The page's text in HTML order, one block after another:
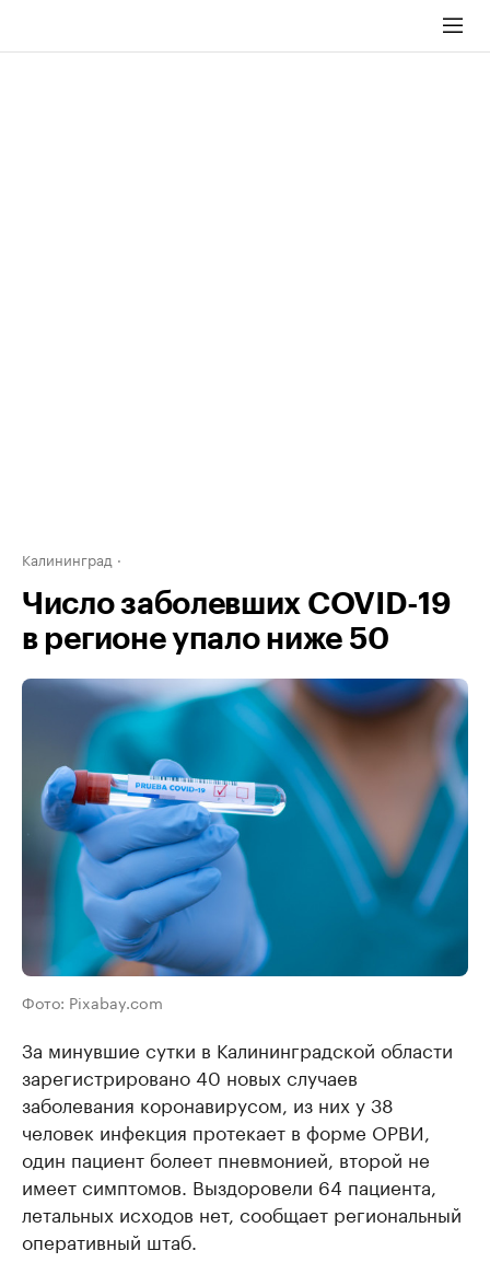
Калининград
Число заболевших COVID-19
в регионе упало ниже 50
Фото: Pixabay.com
За минувшие сутки в Калининградской области
зарегистрировано 40 новых случаев
заболевания коронавирусом, из них у 38
человек инфекция протекает в форме ОРВИ,
один пациент болеет пневмонией, второй не
имеет симптомов. Выздоровели 64 пациента,
летальных исходов нет, сообщает региональный
оперативный штаб.